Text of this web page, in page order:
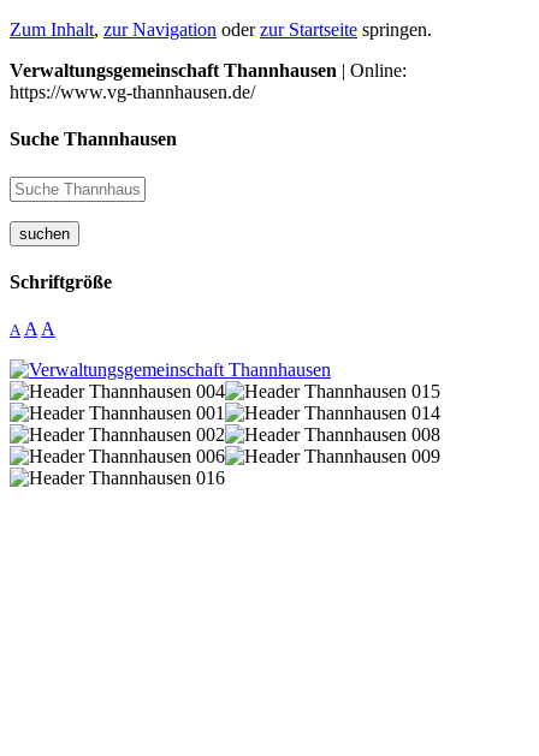
Zum Inhalt, zur Navigation oderzur Startseite springen.
Verwaltungsgemeinschaft Thannhausen | Online:
https://www.vg-thannhausen.de/
Suche Thannhausen
suchen
Schriftgröße
A A A